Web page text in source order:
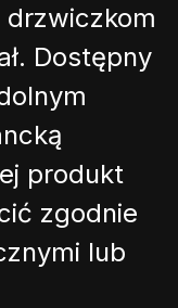
Dostępny
produkt
zgodnie
lub